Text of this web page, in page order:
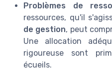
Problèmes de
ressources, qu'il
de gestion, peut
Une allocation
rigoureuse sont
écueils.